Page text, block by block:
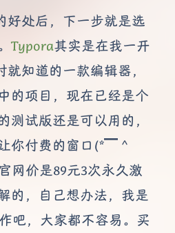
好处后，下一步就是选
Typora其实是在我一开
知道的一款编辑器，
的项目，现在已经是个
测试版还是可以用的，
你付费的窗口(*▔＾
网价是89元3次永久激
的，自己想办法，我是
吧，大家都不容易。买